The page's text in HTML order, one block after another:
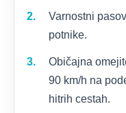
Varnostni
potnike.
Običajna
90 km/h na
hitrih cestah.